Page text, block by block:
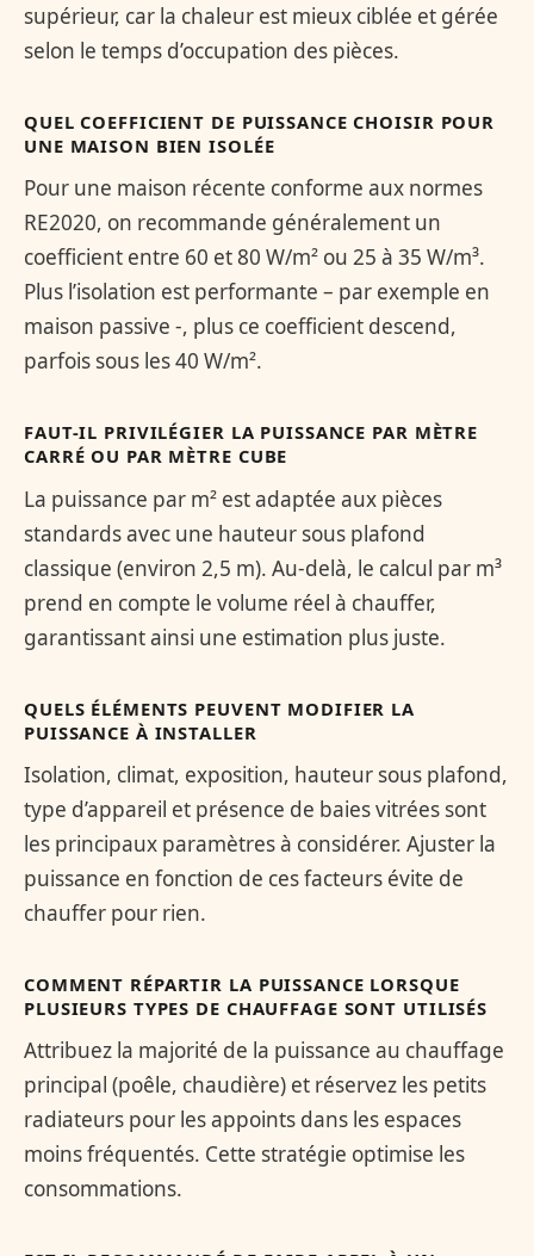
supérieur, car la chaleur est mieux ciblée et gérée
selon le temps d’occupation des pièces.
QUEL COEFFICIENT DE PUISSANCE CHOISIR POUR
UNE MAISON BIEN ISOLÉE
Pour une maison récente conforme aux normes
RE2020, on recommande généralement un
coefficient entre 60 et 80 W/m² ou 25 à 35 W/m³.
Plus l’isolation est performante – par exemple en
maison passive -, plus ce coefficient descend,
parfois sous les 40 W/m².
FAUT-IL PRIVILÉGIER LA PUISSANCE PAR MÈTRE
CARRÉ OU PAR MÈTRE CUBE
La puissance par m² est adaptée aux pièces
standards avec une hauteur sous plafond
classique (environ 2,5 m). Au-delà, le calcul par m³
prend en compte le volume réel à chauffer,
garantissant ainsi une estimation plus juste.
QUELS ÉLÉMENTS PEUVENT MODIFIER LA
PUISSANCE À INSTALLER
Isolation, climat, exposition, hauteur sous plafond,
type d’appareil et présence de baies vitrées sont
les principaux paramètres à considérer. Ajuster la
puissance en fonction de ces facteurs évite de
chauffer pour rien.
COMMENT RÉPARTIR LA PUISSANCE LORSQUE
PLUSIEURS TYPES DE CHAUFFAGE SONT UTILISÉS
Attribuez la majorité de la puissance au chauffage
principal (poêle, chaudière) et réservez les petits
radiateurs pour les appoints dans les espaces
moins fréquentés. Cette stratégie optimise les
consommations.